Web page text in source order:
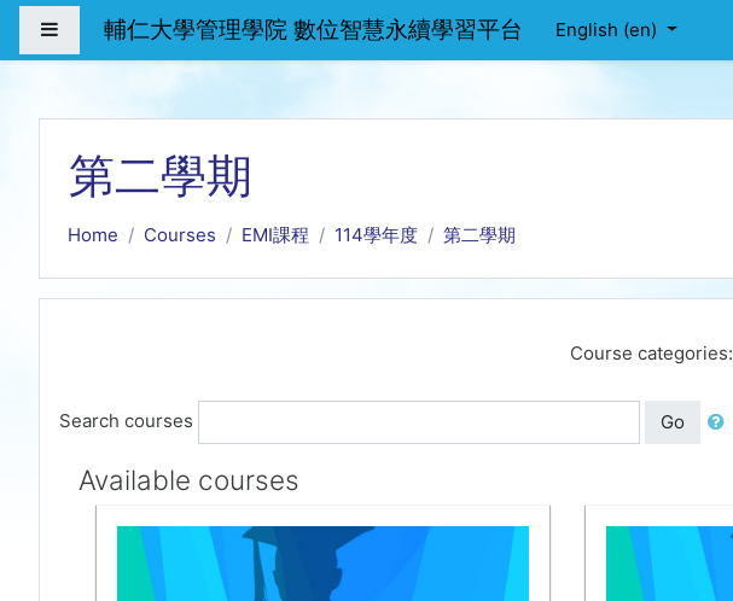
Skip to main content
Side panel
輔仁大學管理學院 數位智慧永續學習平台 English ‎(en)‎
第二學期
Home Courses EMI課程 114學年度 第二學期
Course categories:
Search courses Go
Available courses